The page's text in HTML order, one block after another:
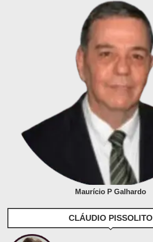
Maurício P Galhardo
CLÁUDIO PISSOLITO